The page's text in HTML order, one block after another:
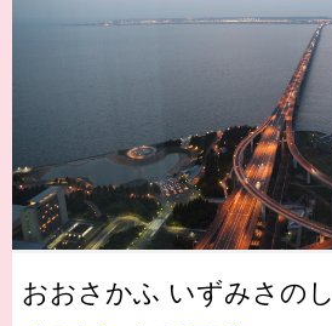
おおさかふ いずみさのし